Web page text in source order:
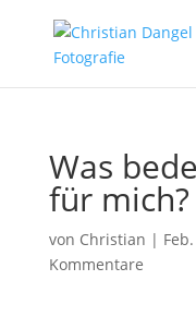
Was
für mich?
von Christian |
Kommentare